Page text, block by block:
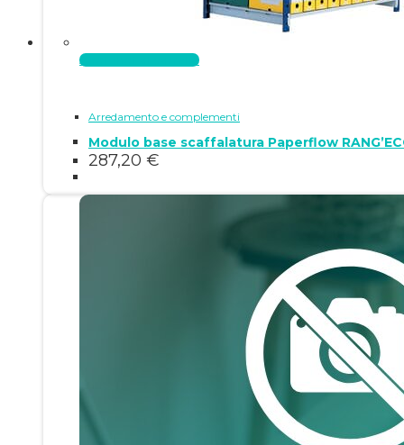
Aggiungi al carrello
Arredamento e complementi
Modulo base scaffalatura Paperflow
287,20 €